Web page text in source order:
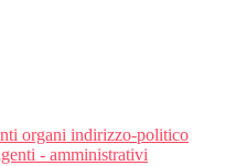
organi indirizzo-politico
- amministrativi